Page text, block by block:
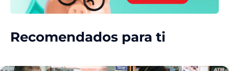
Recomendados para ti